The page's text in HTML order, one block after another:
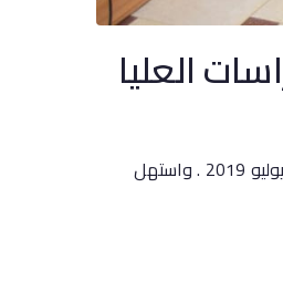
العليا
ناقش مجلس جامعة سوهاج برئاسة الدكتور أحمد عزيز رئيس الجامعة، الخطة التطويرية لقطاعي خدمة المجتمع والدراسات العليا، وذلك خلال جلسته لشهر يوليو 2019 . واستهل